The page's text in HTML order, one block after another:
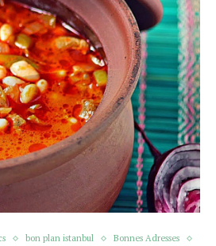
bon plan istanbul
Bonnes Adresses